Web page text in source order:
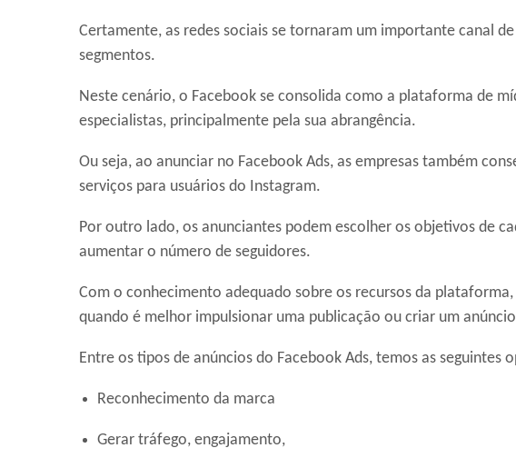
Certamente, as redes sociais se tornaram um importante canal
segmentos.
Neste cenário, o Facebook se consolida como a plataforma de
especialistas, principalmente pela sua abrangência.
Ou seja, ao anunciar no Facebook Ads, as empresas também
serviços para usuários do Instagram.
Por outro lado, os anunciantes podem escolher os objetivos de
aumentar o número de seguidores.
Com o conhecimento adequado sobre os recursos da
quando é melhor impulsionar uma publicação ou criar um
Entre os tipos de anúncios do Facebook Ads, temos as seguintes
Reconhecimento da marca
Gerar tráfego, engajamento,